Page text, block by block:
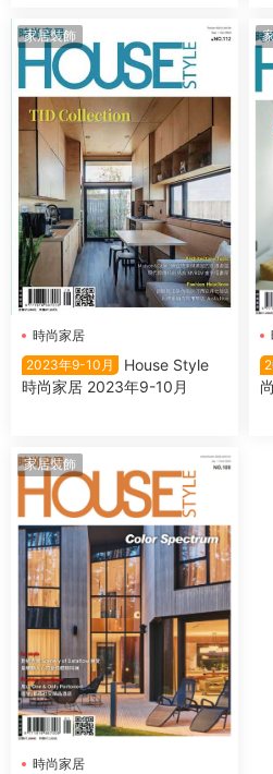
家居裝飾
時尚家居
2023年9-10月
House Style
時尚家居 2023年9-10月
家居裝飾
時尚家居